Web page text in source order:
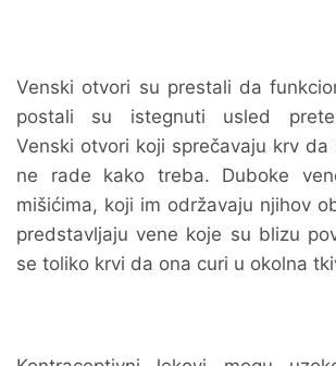
Venski otvori su prestali da
postali su istegnuti usled
Venski otvori koji sprečavaju krv da
ne rade kako treba. Duboke
mišićima, koji im održavaju njihov
predstavljaju vene koje su blizu
se toliko krvi da ona curi u okolna